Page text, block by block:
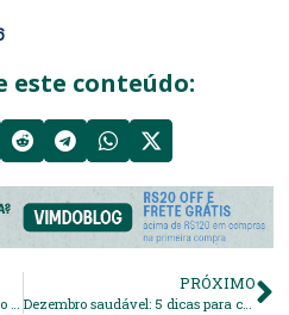
este conteúdo:
Novembro Consciente: confira tudo sobre a campanha
PRÓXIMO
Dezembro saudável: 5 dicas para cuidar de si no final do ano